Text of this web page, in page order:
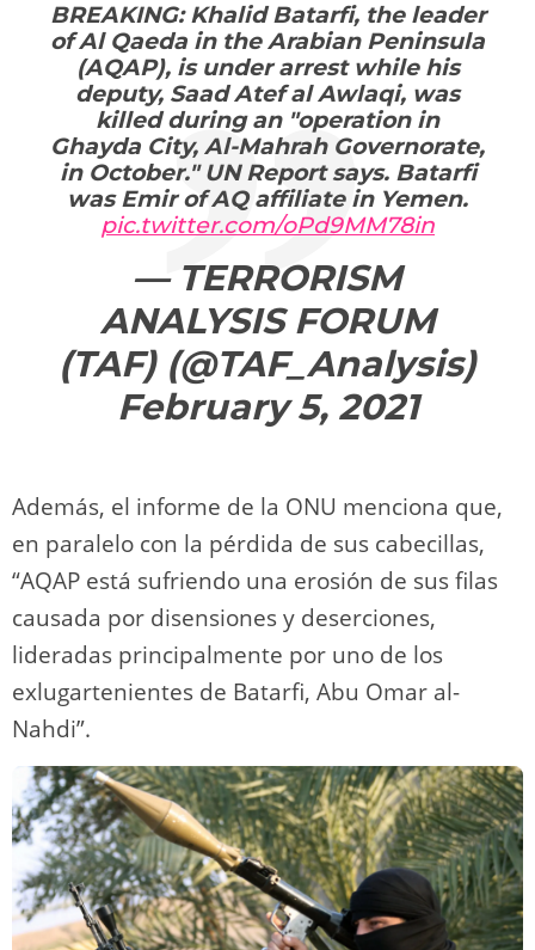
BREAKING: Khalid Batarfi, the leader
of Al Qaeda in the Arabian Peninsula
(AQAP), is under arrest while his
deputy, Saad Atef al Awlaqi, was
killed during an "operation in
Ghayda City, Al-Mahrah Governorate,
in October." UN Report says. Batarfi
was Emir of AQ affiliate in Yemen.
pic.twitter.com/oPd9MM78in
— TERRORISM
ANALYSIS FORUM
(TAF) (@TAF_Analysis)
February 5, 2021
Además, el informe de la ONU menciona que,
en paralelo con la pérdida de sus cabecillas,
“AQAP está sufriendo una erosión de sus filas
causada por disensiones y deserciones,
lideradas principalmente por uno de los
exlugartenientes de Batarfi, Abu Omar al-
Nahdi”.